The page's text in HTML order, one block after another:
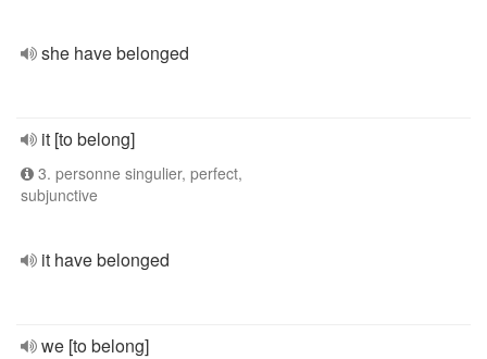
she have belonged
it [to belong]
3. personne singulier, perfect,
subjunctive
it have belonged
we [to belong]